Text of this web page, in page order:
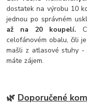
dostatek na výrobu 10
jednou po správném
až na 20 koupelí.
celofánovém obalu, čili
mašli z atlasové stuhy -
máte zájem.
🌿 Doporučené